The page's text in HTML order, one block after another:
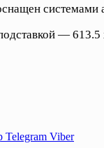
подставкой —
Telegram Viber